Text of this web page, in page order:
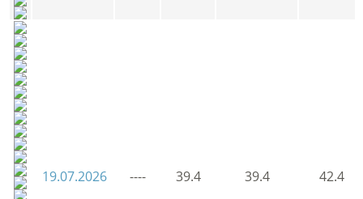
19.07.2026 ---- 39.4 39.4 42.4